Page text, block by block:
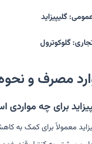
گلیپیزاید
گلوکوترول
مصرف و نحوه
برای چه